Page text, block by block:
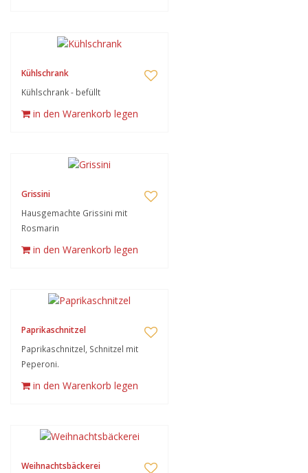
Kühlschrank
Kühlschrank - befüllt
in den Warenkorb legen
Grissini
Hausgemachte Grissini mit
Rosmarin
in den Warenkorb legen
Paprikaschnitzel
Paprikaschnitzel, Schnitzel mit
Peperoni.
in den Warenkorb legen
Weihnachtsbäckerei